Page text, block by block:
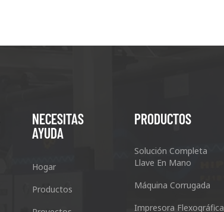
NECESITAS
AYUDA
Hogar
Productos
PRODUCTOS
Solución Completa
Llave En Mano
Máquina Corrugada
Impresora Flexográfica